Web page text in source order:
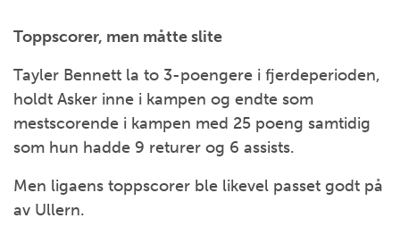
Toppscorer, men måtte slite
Tayler Bennett la to 3-poengere i fjerdeperioden,
holdt Asker inne i kampen og endte som
mestscorende i kampen med 25 poeng samtidig
som hun hadde 9 returer og 6 assists.
Men ligaens toppscorer ble likevel passet godt på
av Ullern.